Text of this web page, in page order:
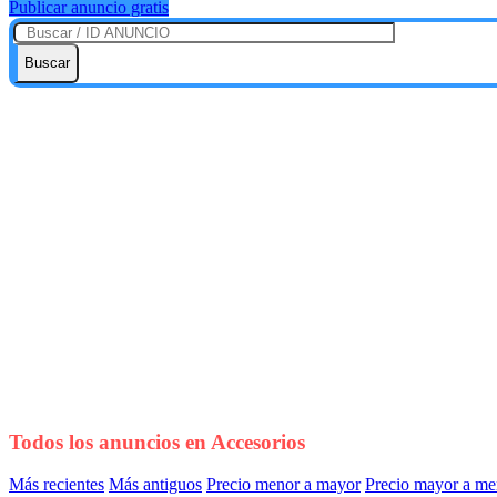
Publicar anuncio gratis
Buscar
Todos los anuncios en Accesorios
Más recientes Más antiguos Precio menor a mayor Precio mayor a